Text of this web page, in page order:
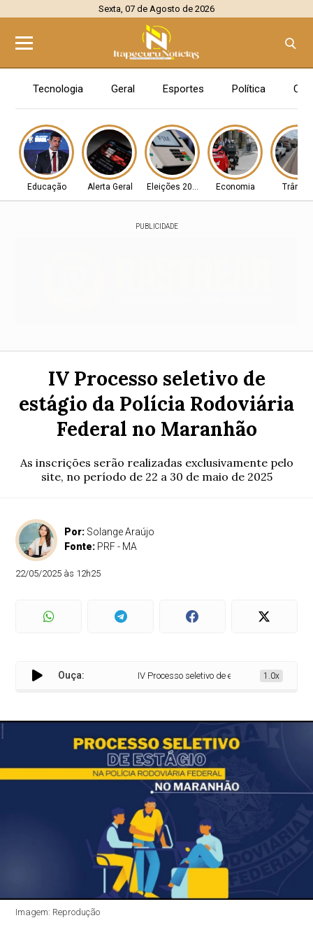
Sexta, 07 de Agosto de 2026
Tecnologia Geral Esportes Política
Educação Alerta Geral Eleições 2026 Economia
PUBLICIDADE
IV Processo seletivo de
estágio da Polícia Rodoviária
Federal no Maranhão
As inscrições serão realizadas exclusivamente pelo
site, no período de 22 a 30 de maio de 2025
Por: Solange Araújo
Fonte: PRF - MA
22/05/2025 às 12h25
Ouça: IV Processo seletivo de estágio da Polícia
1.0x
Imagem: Reprodução